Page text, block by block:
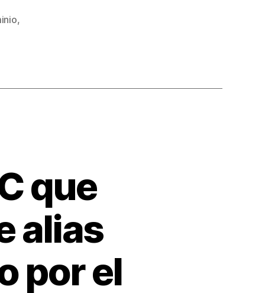
,
que
alias
por el